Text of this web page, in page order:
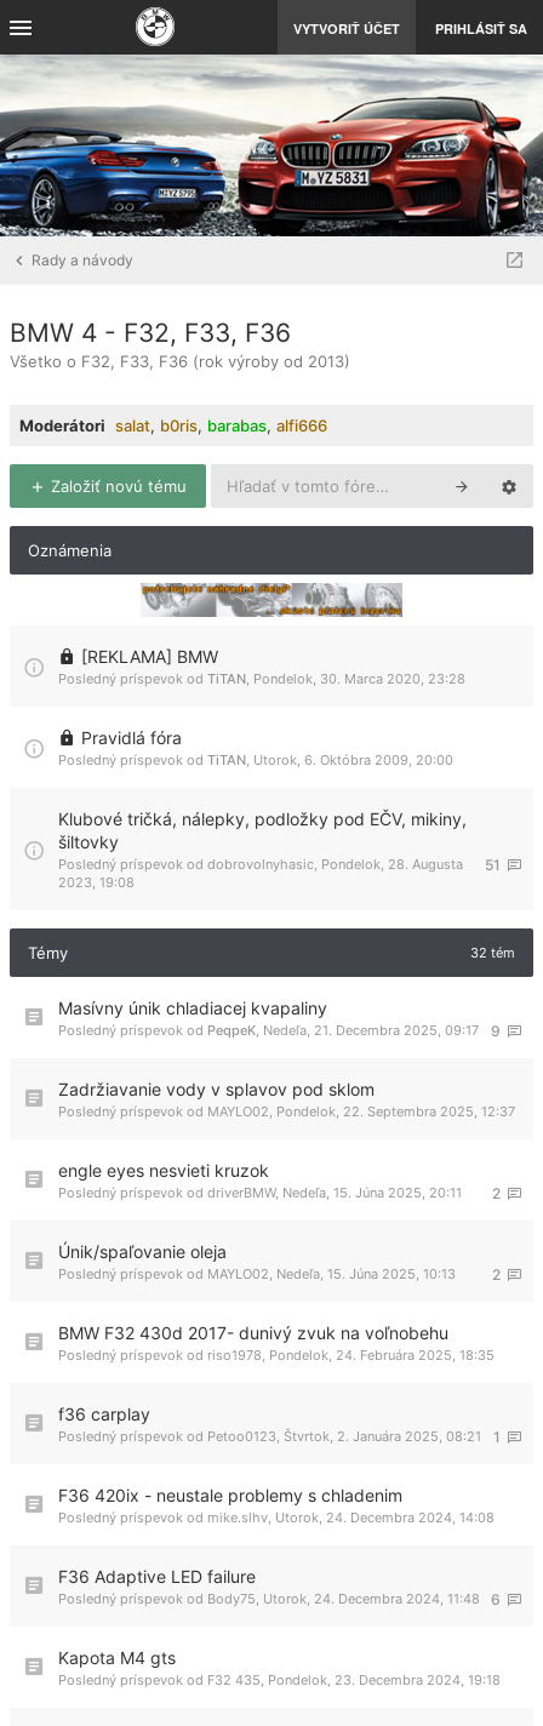
VYTVORIŤ ÚČET PRIHLÁSIŤ SA
Rady a návody
BMW 4 - F32, F33, F36
Všetko o F32, F33, F36 (rok výroby od 2013)
Moderátori salat, b0ris, barabas, alfi666
Založiť novú tému
Oznámenia
[REKLAMA] BMW
Posledný príspevok od TiTAN Pondelok, 30. Marca 2020, 23:28
Pravidlá fóra
Posledný príspevok od TiTAN Utorok, 6. Októbra 2009, 20:00
Klubové tričká, nálepky, podložky pod EČV, mikiny,
šiltovky
51
Posledný príspevok od dobrovolnyhasic Pondelok, 28. Augusta
2023, 19:08
Témy 32 tém
Masívny únik chladiacej kvapaliny
9
Posledný príspevok od PeqpeK Nedeľa, 21. Decembra 2025, 09:17
Zadržiavanie vody v splavov pod sklom
Posledný príspevok od MAYLO02 Pondelok, 22. Septembra 2025, 12:37
engle eyes nesvieti kruzok
2
Posledný príspevok od driverBMW, Nedeľa, 15. Júna 2025, 20:11
Únik/spaľovanie oleja
2
Posledný príspevok od MAYLO02 Nedeľa, 15. Júna 2025, 10:13
BMW F32 430d 2017- dunivý zvuk na voľnobehu
Posledný príspevok od riso1978 Pondelok, 24. Februára 2025, 18:35
f36 carplay
1
Posledný príspevok od Petoo0123 Štvrtok, 2. Januára 2025, 08:21
F36 420ix - neustale problemy s chladenim
Posledný príspevok od mike.slhv Utorok, 24. Decembra 2024, 14:08
F36 Adaptive LED failure
6
Posledný príspevok od Body75 Utorok, 24. Decembra 2024, 11:48
Kapota M4 gts
Posledný príspevok od F32 435 Pondelok, 23. Decembra 2024, 19:18